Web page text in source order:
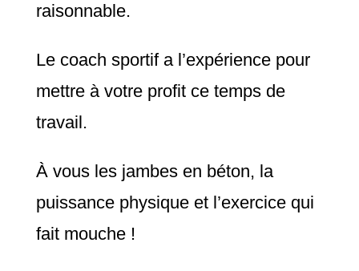
raisonnable.
Le coach sportif a l’expérience pour
mettre à votre profit ce temps de
travail.
À vous les jambes en béton, la
puissance physique et l’exercice qui
fait mouche !